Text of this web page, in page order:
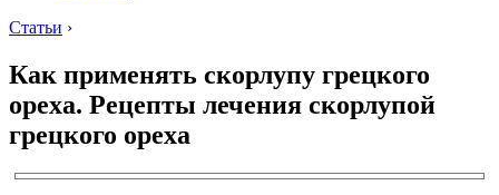
Статьи ›
Как применять скорлупу грецкого
ореха. Рецепты лечения скорлупой
грецкого ореха